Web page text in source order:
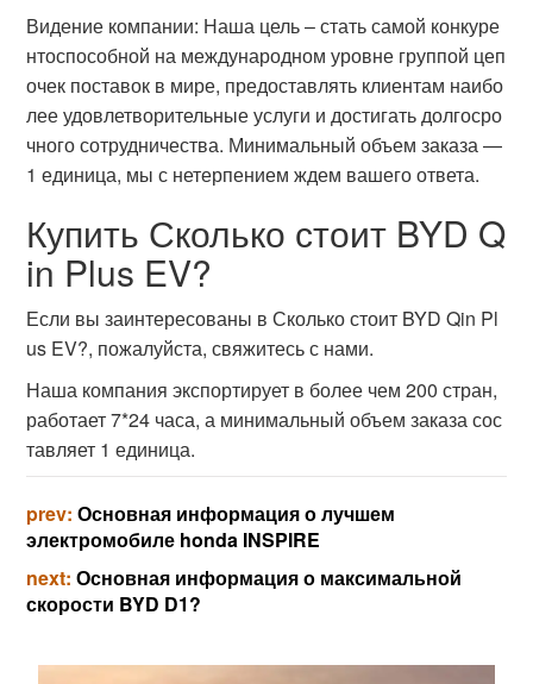
Видение компании: Наша цель – стать самой конкуре
нтоспособной на международном уровне группой цеп
очек поставок в мире, предоставлять клиентам наибо
лее удовлетворительные услуги и достигать долгосро
чного сотрудничества. Минимальный объем заказа —
1 единица, мы с нетерпением ждем вашего ответа.
Купить Сколько стоит BYD Q
in Plus EV?
Если вы заинтересованы в Сколько стоит BYD Qin Pl
us EV?, пожалуйста, свяжитесь с нами.
Наша компания экспортирует в более чем 200 стран,
работает 7*24 часа, а минимальный объем заказа сос
тавляет 1 единица.
prev:Основная информация о лучшем
электромобиле honda INSPIRE
next:Основная информация о максимальной
скорости BYD D1?